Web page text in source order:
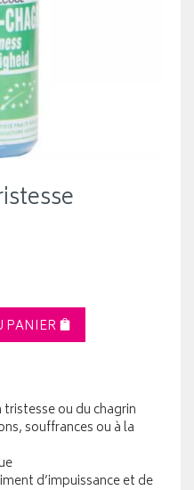
PANIER
ou du chagrin
souffrances ou à la
d’impuissance et de